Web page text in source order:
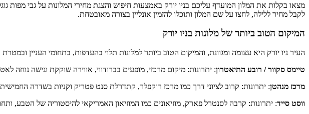
מצאו בקלות את המלון המועדף עליכם בניו יורק באמצעות חיפוש והצגת מחירי המלונות על גבי מפות
לקבל מחיר ללילה, לחצו על שם המלון ותוכלו להזמין אונליין בצורה מאובטחת.
המיקום הטוב ביותר של מלונות בניו יורק
העיר ניו יורק היא עצומה ומגוונת, והמיקום הטוב ביותר למלונות תלוי בהעדפות, בתחומי העניין
טיימס סקוור / רובע התיאטרון: יתרונות: מיקום מרכזי, מופעים בברודווי, אווירה שוקקת וגישה נוחה
מרכז מנהטן: יתרונות: קרוב לציוני דרך כמו מרכז רוקפלר, קתדרלת סנט פטריק וקניות בשדרה
ווסט סייד: יתרונות: קרבה לסנטרל פארק, מוזיאונים כמו המוזיאון האמריקאי להיסטוריה של הטבע,